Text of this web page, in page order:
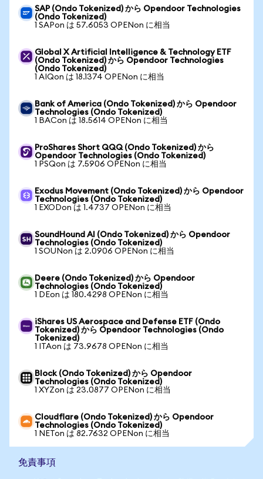
SAP (Ondo Tokenized) から Opendoor Technologies
(Ondo Tokenized)
1 SAPon は 57.6053 OPENon に相当
Global X Artificial Intelligence & Technology ETF
(Ondo Tokenized) から Opendoor Technologies
(Ondo Tokenized)
1 AIQon は 18.1374 OPENon に相当
Bank of America (Ondo Tokenized) から Opendoor
Technologies (Ondo Tokenized)
1 BACon は 18.5614 OPENon に相当
ProShares Short QQQ (Ondo Tokenized) から
Opendoor Technologies (Ondo Tokenized)
1 PSQon は 7.5906 OPENon に相当
Exodus Movement (Ondo Tokenized) から Opendoor
Technologies (Ondo Tokenized)
1 EXODon は 1.4737 OPENon に相当
SoundHound AI (Ondo Tokenized) から Opendoor
Technologies (Ondo Tokenized)
1 SOUNon は 2.0906 OPENon に相当
Deere (Ondo Tokenized) から Opendoor
Technologies (Ondo Tokenized)
1 DEon は 180.4298 OPENon に相当
iShares US Aerospace and Defense ETF (Ondo
Tokenized) から Opendoor Technologies (Ondo
Tokenized)
1 ITAon は 73.9678 OPENon に相当
Block (Ondo Tokenized) から Opendoor
Technologies (Ondo Tokenized)
1 XYZon は 23.0877 OPENon に相当
Cloudflare (Ondo Tokenized) から Opendoor
Technologies (Ondo Tokenized)
1 NETon は 82.7632 OPENon に相当
免責事項